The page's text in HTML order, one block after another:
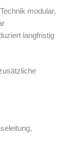
Technik modular,
langfristig